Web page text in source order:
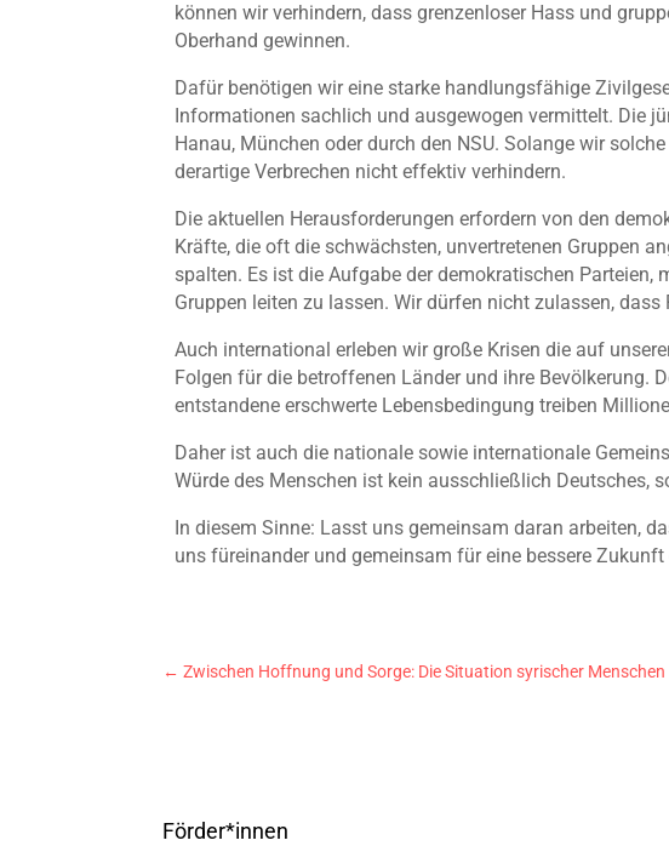
können wir verhindern, dass grenzenloser Hass und
Oberhand gewinnen.
Dafür benötigen wir eine starke handlungsfähige
Informationen sachlich und ausgewogen vermittelt. Die
Hanau, München oder durch den NSU. Solange wir
derartige Verbrechen nicht effektiv verhindern.
Die aktuellen Herausforderungen erfordern von den
Kräfte, die oft die schwächsten, unvertretenen Gruppen
spalten. Es ist die Aufgabe der demokratischen
Gruppen leiten zu lassen. Wir dürfen nicht zulassen,
Auch international erleben wir große Krisen die auf
Folgen für die betroffenen Länder und ihre Bevölkerung.
entstandene erschwerte Lebensbedingung treiben
Daher ist auch die nationale sowie internationale
Würde des Menschen ist kein ausschließlich Deutsches,
In diesem Sinne: Lasst uns gemeinsam daran arbeiten,
uns füreinander und gemeinsam für eine bessere Zukunft
←Zwischen Hoffnung und Sorge: Die Situation syrischer Menschen
Förder*innen